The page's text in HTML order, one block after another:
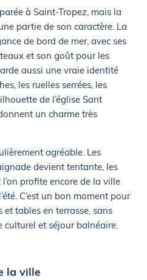
à Saint-Tropez, mais la
partie de son caractère. La
de bord de mer, avec ses
et son goût pour les
aussi une vraie identité
les ruelles serrées, les
de l’église Sant
un charme très
agréable. Les
devient tentante, les
profite encore de la ville
C’est un bon moment pour
tables en terrasse, sans
culturel et séjour balnéaire.
la ville